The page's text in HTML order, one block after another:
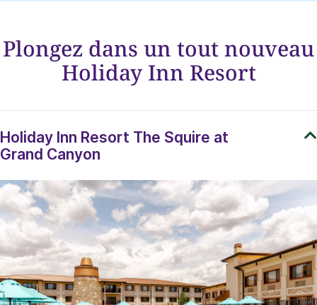
Plongez dans un tout nouveau
Holiday Inn Resort